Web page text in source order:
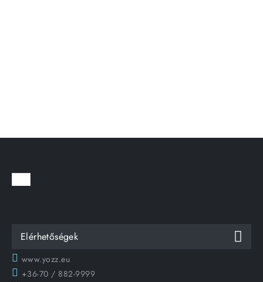
Elérhetőségek
www.yozz.eu
+36-70 / 882-9999